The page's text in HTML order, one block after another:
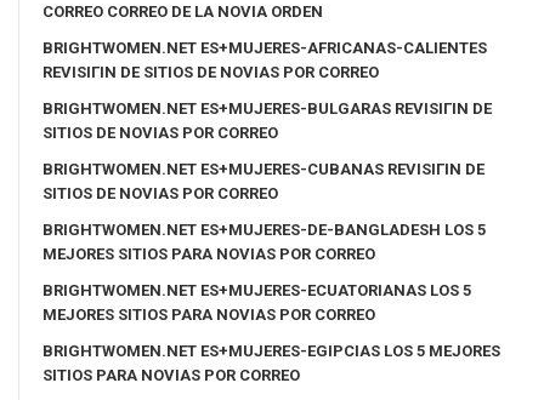
CORREO CORREO DE LA NOVIA ORDEN
BRIGHTWOMEN.NET ES+MUJERES-AFRICANAS-CALIENTES
REVISIГІN DE SITIOS DE NOVIAS POR CORREO
BRIGHTWOMEN.NET ES+MUJERES-BULGARAS REVISIГІN DE
SITIOS DE NOVIAS POR CORREO
BRIGHTWOMEN.NET ES+MUJERES-CUBANAS REVISIГІN DE
SITIOS DE NOVIAS POR CORREO
BRIGHTWOMEN.NET ES+MUJERES-DE-BANGLADESH LOS 5
MEJORES SITIOS PARA NOVIAS POR CORREO
BRIGHTWOMEN.NET ES+MUJERES-ECUATORIANAS LOS 5
MEJORES SITIOS PARA NOVIAS POR CORREO
BRIGHTWOMEN.NET ES+MUJERES-EGIPCIAS LOS 5 MEJORES
SITIOS PARA NOVIAS POR CORREO